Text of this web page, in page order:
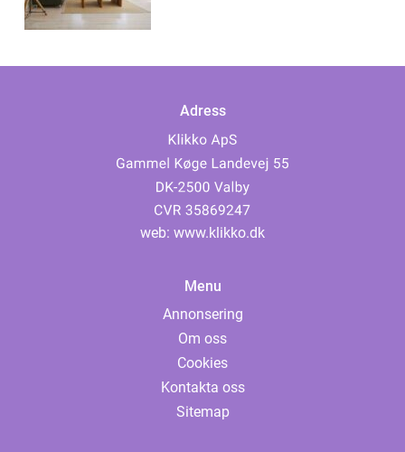
Adress
web: www.klikko.dk
Menu
Annonsering
Om oss
Cookies
Kontakta oss
Sitemap